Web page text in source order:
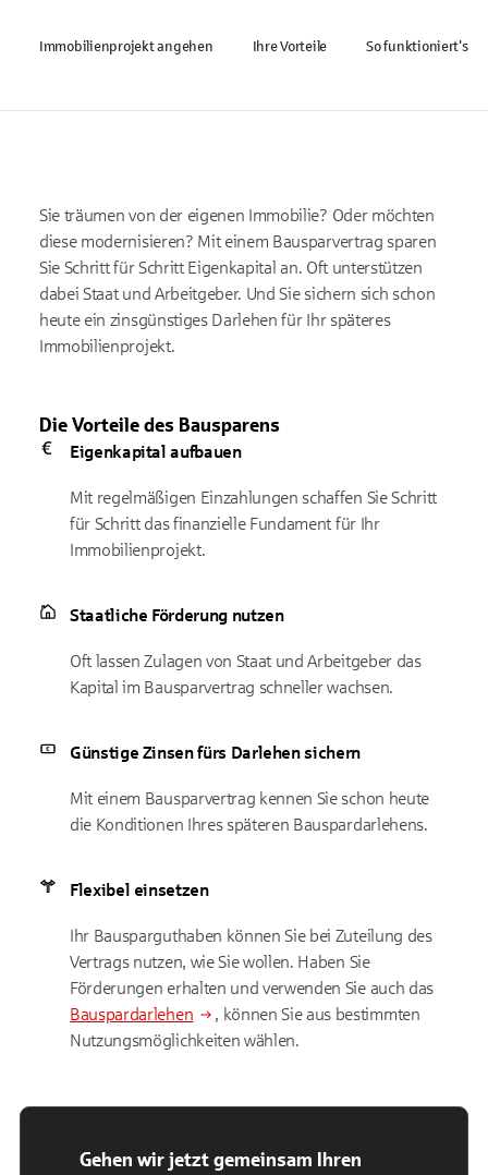
Immobilienprojekt angehen Ihre Vorteile So funktioniert's
Sie träumen von der eigenen Immobilie? Oder möchten
diese modernisieren? Mit einem Bausparvertrag sparen
Sie Schritt für Schritt Eigenkapital an. Oft unterstützen
dabei Staat und Arbeitgeber. Und Sie sichern sich schon
heute ein zinsgünstiges Darlehen für Ihr späteres
Immobilienprojekt.
Die Vorteile des Bausparens
Eigenkapital aufbauen
Mit regelmäßigen Einzahlungen schaffen Sie Schritt
für Schritt das finanzielle Fundament für Ihr
Immobilienprojekt.
Staatliche Förderung nutzen
Oft lassen Zulagen von Staat und Arbeitgeber das
Kapital im Bausparvertrag schneller wachsen.
Günstige Zinsen fürs Darlehen sichern
Mit einem Bausparvertrag kennen Sie schon heute
die Konditionen Ihres späteren Bauspardarlehens.
Flexibel einsetzen
Ihr Bausparguthaben können Sie bei Zuteilung des
Vertrags nutzen, wie Sie wollen. Haben Sie
Förderungen erhalten und verwenden Sie auch das
Bauspardarlehen
, können Sie aus bestimmten
Nutzungsmöglichkeiten wählen.
Gehen wir jetzt gemeinsam Ihren